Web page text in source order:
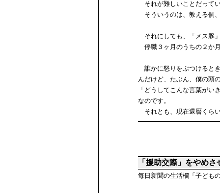
それが難しいことだって
そういうのは、教える側
それにしても、「メス豚
停職３ヶ月のうちの２か
誰かに怒りをぶつけると
んだけど、たぶん、僕の頭
「どうしてこんな言葉が
なのです。
それとも、現在還暦くら
「援助交際」をやめ
毎日新聞の生活欄「子ども